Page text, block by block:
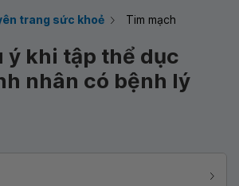
trang sức khoẻ Tim mạch
ý khi tập thể dục
nhân có bệnh lý